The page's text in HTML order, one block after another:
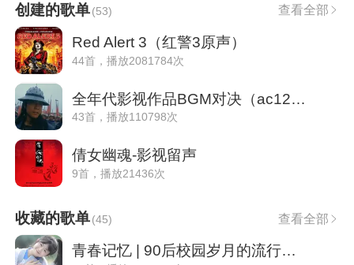
创建的歌单(53) 查看全部
Red Alert 3（红警3原声）
44首，播放2081784次
全年代影视作品BGM对决（ac1261610）
43首，播放110798次
倩女幽魂-影视留声
9首，播放21436次
收藏的歌单(45) 查看全部
青春记忆 | 90后校园岁月的流行歌曲